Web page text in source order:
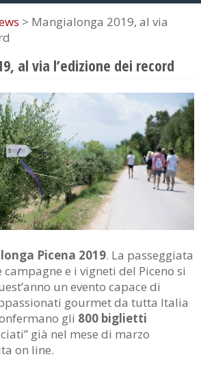
> Mangialonga 2019, al via
al via l’edizione dei record
Picena 2019. La passeggiata
e i vigneti del Piceno si
un evento capace di
gourmet da tutta Italia
gli 800 biglietti
già nel mese di marzo
on line.